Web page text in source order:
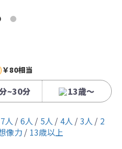
￥80相当
~30分 13歳〜
7人 6人 5人 4人 3人
2
像力 13歳以上